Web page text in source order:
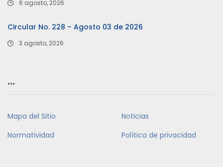
6 agosto, 2026
Circular No. 228 – Agosto 03 de 2026
3 agosto, 2026
…
Mapa del Sitio
Noticias
Normatividad
Política de privacidad